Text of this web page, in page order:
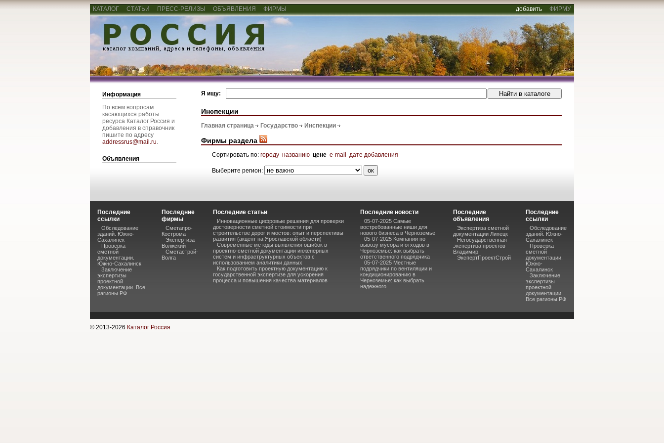
КАТАЛОГ СТАТЬИ ПРЕСС-РЕЛИЗЫ ОБЪЯВЛЕНИЯ ФИРМЫ добавить ФИРМУ
Информация
По всем вопросам
касающихся работы
ресурса Каталог Россия и
добавления в справочник
пишите по адресу
addressrus@mail.ru.
Объявления
Я ищу:
Инспекции
Главная страница Государство Инспекции
Фирмы раздела
Сортировать по: городу названию цене e-mail дате добавления
Выберите регион:
Последние
ссылки
Обследование
зданий. Южно-
Сахалинск
Проверка
сметной
документации.
Южно-Сахалинск
Заключение
экспертизы
проектной
документации. Все
рагионы РФ
Последние
фирмы
Сметапро-
Кострома
Экспертиза
Волжский
Сметастрой-
Волга
Последние статьи
Инновационные цифровые решения для проверки
достоверности сметной стоимости при
строительстве дорог и мостов: опыт и перспективы
развития (акцент на Ярославской области)
Современные методы выявления ошибок в
проектно-сметной документации инженерных
систем и инфраструктурных объектов с
использованием аналитики данных
Как подготовить проектную документацию к
государственной экспертизе для ускорения
процесса и повышения качества материалов
Последние новости
05-07-2025 Самые
востребованные ниши для
нового бизнеса в Черноземье
05-07-2025 Компании по
вывозу мусора и отходов в
Черноземье: как выбрать
ответственного подрядчика
05-07-2025 Местные
подрядчики по вентиляции и
кондиционированию в
Черноземье: как выбрать
надежного
Последние
объявления
Экспертиза сметной
документации Липецк
Негосударственная
экспертиза проектов
Владимир
ЭкспертПроектСтрой
Последние
ссылки
Обследование
зданий. Южно-
Сахалинск
Проверка
сметной
документации.
Южно-
Сахалинск
Заключение
экспертизы
проектной
документации.
Все рагионы РФ
© 2013-2026 Каталог Россия